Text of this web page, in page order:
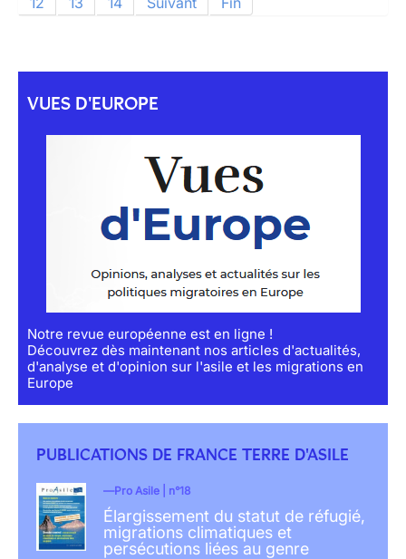
VUES D'EUROPE
Notre revue européenne est en ligne !
Découvrez dès maintenant nos articles d'actualités,
d'analyse et d'opinion sur l'asile et les migrations en
Europe
PUBLICATIONS DE FRANCE TERRE D'ASILE
Pro Asile | n°18
Élargissement du statut de réfugié,
migrations climatiques et
persécutions liées au genre